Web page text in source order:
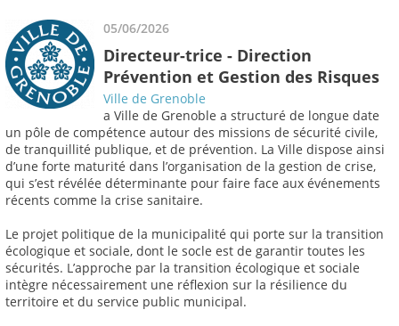
05/06/2026
Directeur-trice - Direction
Prévention et Gestion des Risques
Ville de Grenoble
a Ville de Grenoble a structuré de longue date
un pôle de compétence autour des missions de sécurité civile,
de tranquillité publique, et de prévention. La Ville dispose ainsi
d’une forte maturité dans l’organisation de la gestion de crise,
qui s’est révélée déterminante pour faire face aux événements
récents comme la crise sanitaire.
Le projet politique de la municipalité qui porte sur la transition
écologique et sociale, dont le socle est de garantir toutes les
sécurités. L’approche par la transition écologique et sociale
intègre nécessairement une réflexion sur la résilience du
territoire et du service public municipal.